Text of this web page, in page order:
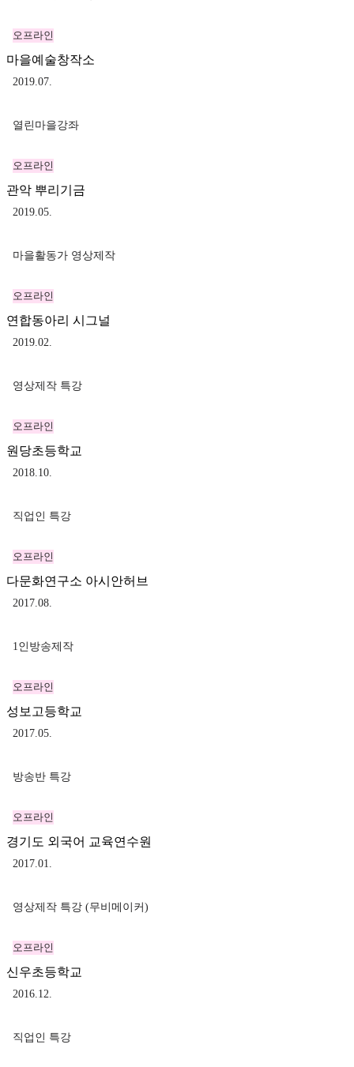
오프라인
마을예술창작소
2019.07.
열린마을강좌
오프라인
관악 뿌리기금
2019.05.
마을활동가 영상제작
오프라인
연합동아리 시그널
2019.02.
영상제작 특강
오프라인
원당초등학교
2018.10.
직업인 특강
오프라인
다문화연구소 아시안허브
2017.08.
1인방송제작
오프라인
성보고등학교
2017.05.
방송반 특강
오프라인
경기도 외국어 교육연수원
2017.01.
영상제작 특강 (무비메이커)
오프라인
신우초등학교
2016.12.
직업인 특강